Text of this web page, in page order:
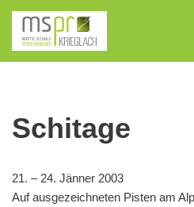
Zum
Inhalt
Schitage
21. – 24. Jänner 2003
Auf ausgezeichneten Pisten am